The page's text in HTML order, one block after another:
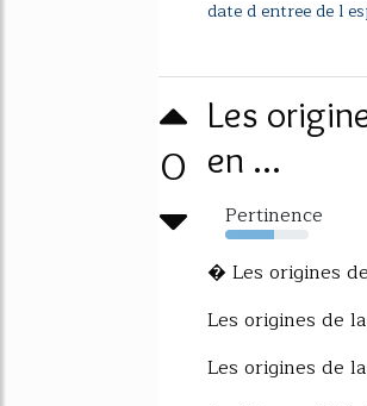
date d entree de l
0
Les
en ...
Pertinence
58%
� Les origines
Les origines de
Les origines de